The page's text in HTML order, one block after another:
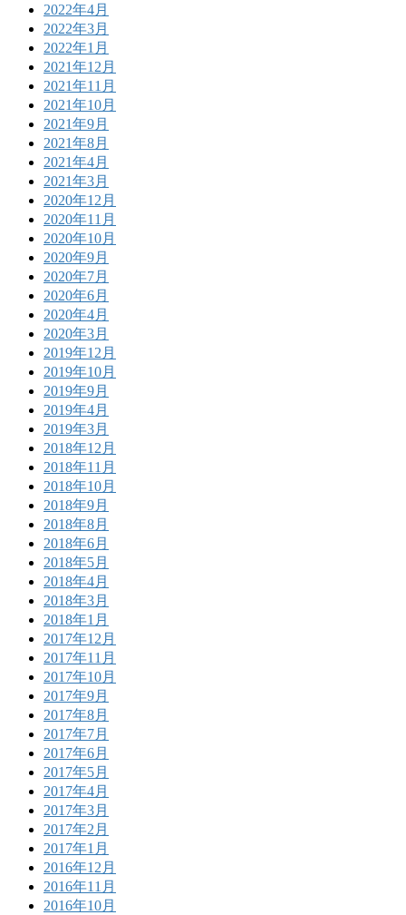
2022年4月
2022年3月
2022年1月
2021年12月
2021年11月
2021年10月
2021年9月
2021年8月
2021年4月
2021年3月
2020年12月
2020年11月
2020年10月
2020年9月
2020年7月
2020年6月
2020年4月
2020年3月
2019年12月
2019年10月
2019年9月
2019年4月
2019年3月
2018年12月
2018年11月
2018年10月
2018年9月
2018年8月
2018年6月
2018年5月
2018年4月
2018年3月
2018年1月
2017年12月
2017年11月
2017年10月
2017年9月
2017年8月
2017年7月
2017年6月
2017年5月
2017年4月
2017年3月
2017年2月
2017年1月
2016年12月
2016年11月
2016年10月